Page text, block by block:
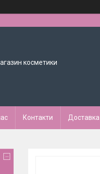
косметики
Контакти